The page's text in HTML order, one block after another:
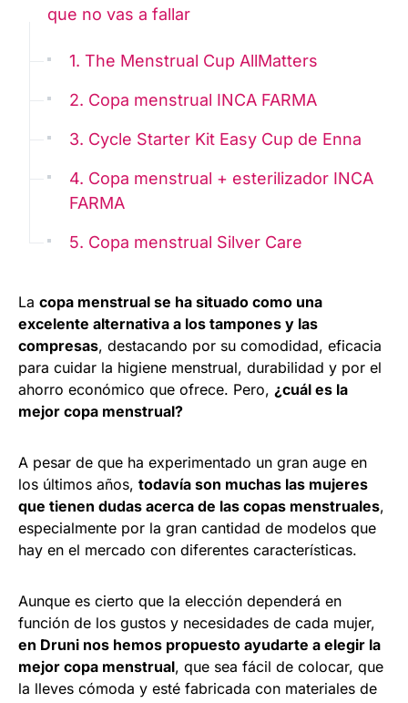
que no vas a fallar
1. The Menstrual Cup AllMatters
2. Copa menstrual INCA FARMA
3. Cycle Starter Kit Easy Cup de Enna
4. Copa menstrual + esterilizador INCA
FARMA
5. Copa menstrual Silver Care
La copa menstrual se ha situado como una
excelente alternativa a los tampones y las
compresas, destacando por su comodidad, eficacia
para cuidar la higiene menstrual, durabilidad y por el
ahorro económico que ofrece. Pero, ¿cuál es la
mejor copa menstrual?
A pesar de que ha experimentado un gran auge en
los últimos años, todavía son muchas las mujeres
que tienen dudas acerca de las copas menstruales,
especialmente por la gran cantidad de modelos que
hay en el mercado con diferentes características.
Aunque es cierto que la elección dependerá en
función de los gustos y necesidades de cada mujer,
en Druni nos hemos propuesto ayudarte a elegir la
mejor copa menstrual, que sea fácil de colocar, que
la lleves cómoda y esté fabricada con materiales de